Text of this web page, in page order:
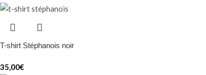
T-shirt Stéphanois noir
35,00€